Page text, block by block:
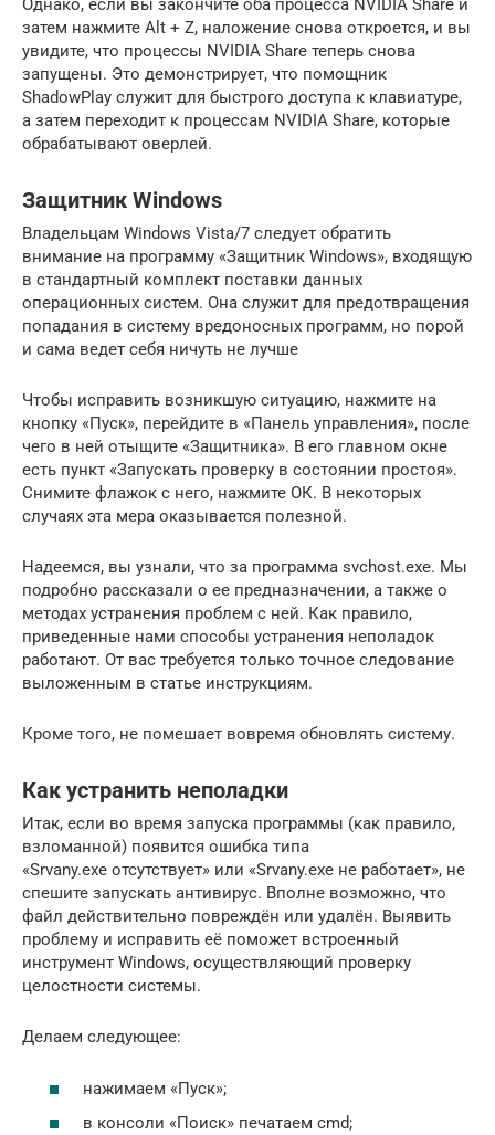
Однако, если вы закончите оба процесса NVIDIA Share и
затем нажмите Alt + Z, наложение снова откроется, и вы
увидите, что процессы NVIDIA Share теперь снова
запущены. Это демонстрирует, что помощник
ShadowPlay служит для быстрого доступа к клавиатуре,
а затем переходит к процессам NVIDIA Share, которые
обрабатывают оверлей.
Защитник Windows
Владельцам Windows Vista/7 следует обратить
внимание на программу «Защитник Windows», входящую
в стандартный комплект поставки данных
операционных систем. Она служит для предотвращения
попадания в систему вредоносных программ, но порой
и сама ведет себя ничуть не лучше
Чтобы исправить возникшую ситуацию, нажмите на
кнопку «Пуск», перейдите в «Панель управления», после
чего в ней отыщите «Защитника». В его главном окне
есть пункт «Запускать проверку в состоянии простоя».
Снимите флажок с него, нажмите ОК. В некоторых
случаях эта мера оказывается полезной.
Надеемся, вы узнали, что за программа svchost.exe. Мы
подробно рассказали о ее предназначении, а также о
методах устранения проблем с ней. Как правило,
приведенные нами способы устранения неполадок
работают. От вас требуется только точное следование
выложенным в статье инструкциям.
Кроме того, не помешает вовремя обновлять систему.
Как устранить неполадки
Итак, если во время запуска программы (как правило,
взломанной) появится ошибка типа
«Srvany.exe отсутствует» или «Srvany.exe не работает», не
спешите запускать антивирус. Вполне возможно, что
файл действительно повреждён или удалён. Выявить
проблему и исправить её поможет встроенный
инструмент Windows, осуществляющий проверку
целостности системы.
Делаем следующее:
нажимаем «Пуск»;
в консоли «Поиск» печатаем cmd;